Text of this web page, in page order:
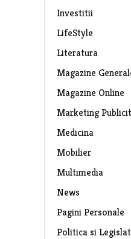
Investitii
LifeStyle
Literatura
Magazine
Magazine Online
Marketing
Medicina
Mobilier
Multimedia
News
Pagini Personale
Politica si